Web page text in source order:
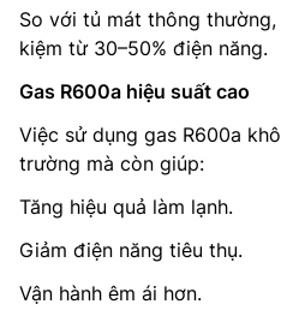
So với tủ mát thông
kiệm từ 30–50% điện năng.
Gas R600a hiệu suất cao
Việc sử dụng gas R600a
trường mà còn giúp:
Tăng hiệu quả làm lạnh.
Giảm điện năng tiêu thụ.
Vận hành êm ái hơn.